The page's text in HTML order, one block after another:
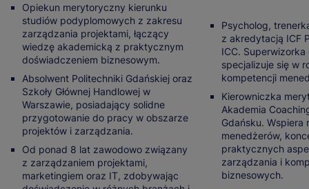
Opiekun merytoryczny kierunku
studiów podyplomowych z zakresu
zarządzania projektami, łączący
wiedzę akademicką z praktycznym
doświadczeniem biznesowym.
Absolwent Politechniki Gdańskiej oraz
Szkoły Głównej Handlowej w
Warszawie, posiadający solidne
przygotowanie do pracy w obszarze
projektów i zarządzania.
Od ponad 8 lat zawodowo związany
z zarządzaniem projektami,
marketingiem oraz IT, zdobywając
Psycholog,
z akredytacją ICF
ICC.
specjalizuje się w
kompetencji
Kierowniczka
Akademia
Gdańsku. Wspiera
menedżerów,
praktycznych
zarządzania i
biznesowych.